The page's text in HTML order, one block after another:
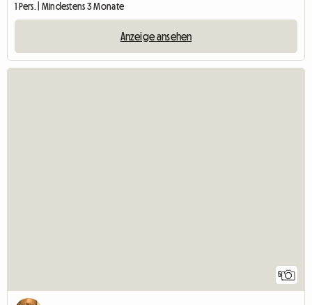
1 Pers. | Mindestens 3 Monate
Anzeige ansehen
5